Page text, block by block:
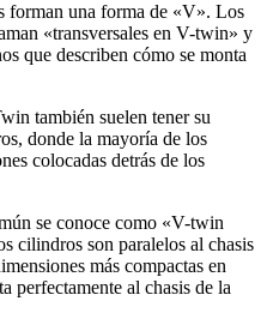
forman una forma de «V». Los
«transversales en V-twin» y
que describen cómo se monta
también suelen tener su
donde la mayoría de los
colocadas detrás de los
se conoce como «V-twin
cilindros son paralelos al chasis
más compactas en
perfectamente al chasis de la